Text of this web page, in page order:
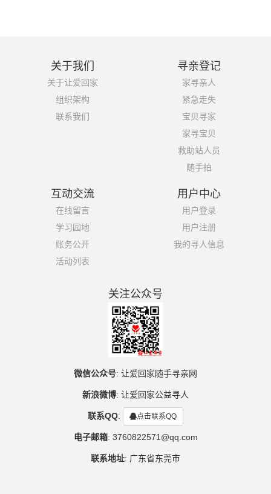
关于我们
关于让爱回家
组织架构
联系我们
寻亲登记
家寻亲人
紧急走失
宝贝寻家
家寻宝贝
救助站人员
随手拍
互动交流
在线留言
学习园地
账务公开
活动列表
用户中心
用户登录
用户注册
我的寻人信息
关注公众号
微信公众号: 让爱回家随手寻亲网
新浪微博: 让爱回家公益寻人
联系QQ: 点击联系QQ
电子邮箱: 3760822571@qq.com
联系地址: 广东省东莞市